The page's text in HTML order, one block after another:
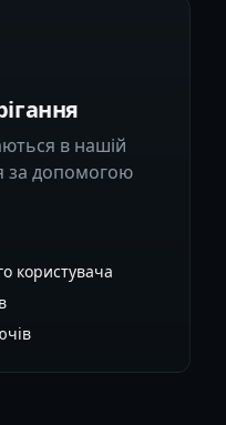
в нашій
за допомогою
користувача